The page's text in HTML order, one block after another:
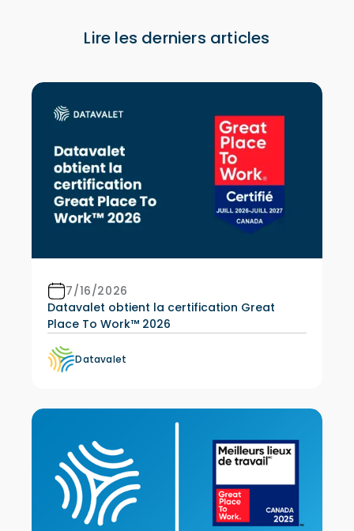
Lire les derniers articles
7/16/2026
Datavalet obtient la certification Great
Place To Work™ 2026
Datavalet